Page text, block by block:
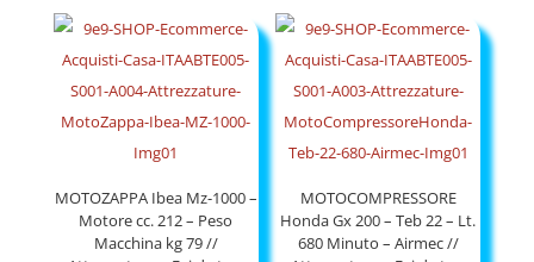
MOTOZAPPA Ibea Mz-1000 –
Motore cc. 212 – Peso
Macchina kg 79 //
MOTOCOMPRESSORE
Honda Gx 200 – Teb 22 – Lt.
680 Minuto – Airmec //